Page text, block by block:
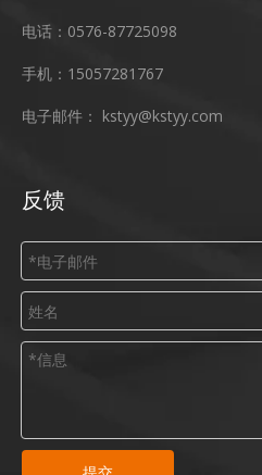
电话：0576-87725098
手机：15057281767
电子邮件： kstyy@kstyy.com
反馈